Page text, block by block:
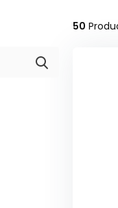
50